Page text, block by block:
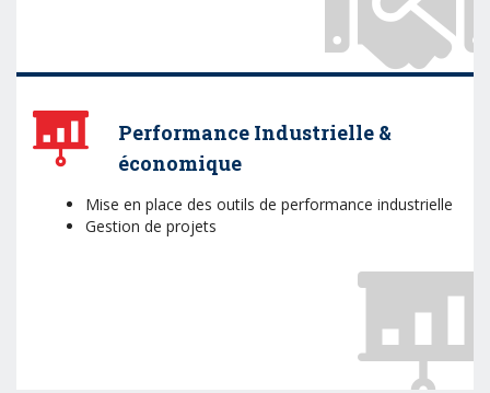
Performance Industrielle &
économique
Mise en place des outils de performance industrielle
Gestion de projets